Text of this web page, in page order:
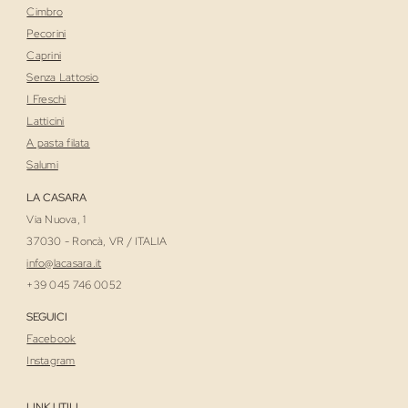
Cimbro
Pecorini
Caprini
Senza Lattosio
I Freschi
Latticini
A pasta filata
Salumi
LA CASARA
Via Nuova, 1
37030 - Roncà, VR / ITALIA
info@lacasara.it
+39 045 746 0052
SEGUICI
Facebook
Instagram